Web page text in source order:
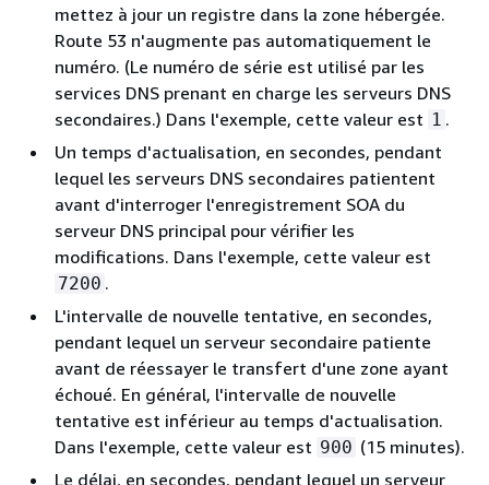
mettez à jour un registre dans la zone hébergée.
Route 53 n'augmente pas automatiquement le
numéro. (Le numéro de série est utilisé par les
services DNS prenant en charge les serveurs DNS
secondaires.) Dans l'exemple, cette valeur est 1 .
Un temps d'actualisation, en secondes, pendant
lequel les serveurs DNS secondaires patientent
avant d'interroger l'enregistrement SOA du
serveur DNS principal pour vérifier les
modifications. Dans l'exemple, cette valeur est
7200 .
L'intervalle de nouvelle tentative, en secondes,
pendant lequel un serveur secondaire patiente
avant de réessayer le transfert d'une zone ayant
échoué. En général, l'intervalle de nouvelle
tentative est inférieur au temps d'actualisation.
Dans l'exemple, cette valeur est 900 (15 minutes).
Le délai, en secondes, pendant lequel un serveur